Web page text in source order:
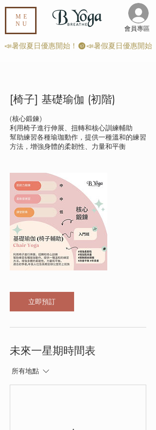
ME
NU
​會員專區
📣暑假夏日優惠開始！
[椅子] 基礎瑜伽 (初階)
(核心鍛鍊)
利用椅子進行伸展、扭轉和核心訓練輔助
幫助練習各種瑜珈動作，提供一種溫和的練習
方法，增強身體的柔韌性、力量和平衡
立即預訂
未來一星期時間表
所有地點